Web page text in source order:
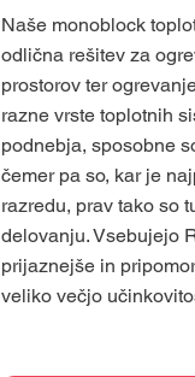
Naše monoblock
odlična rešitev za
prostorov ter
razne vrste toplotnih
podnebja, sposobne
čemer pa so, kar je
razredu, prav tako so
delovanju. Vsebujejo
prijaznejše in
veliko večjo